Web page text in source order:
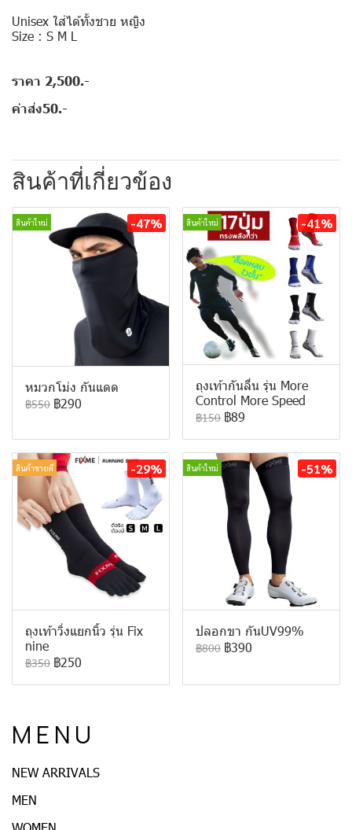
Unisex ใส่ได้ทั้งชาย หญิง
Size : S M L
ราคา 2,500.-
ค่าส่ง50.-
สินค้าที่เกี่ยวข้อง
สินค้าใหม่ -47%
หมวกโม่ง กันแดด
฿550 ฿290
สินค้าใหม่ -41%
ถุงเท้ากันลื่น รุ่น More
Control More Speed
฿150 ฿89
สินค้าขายดี -29%
ถุงเท้าวิ่งแยกนิ้ว รุ่น Fix
nine
฿350 ฿250
สินค้าใหม่ -51%
ปลอกขา กันUV99%
฿800 ฿390
M E N U
NEW ARRIVALS
MEN